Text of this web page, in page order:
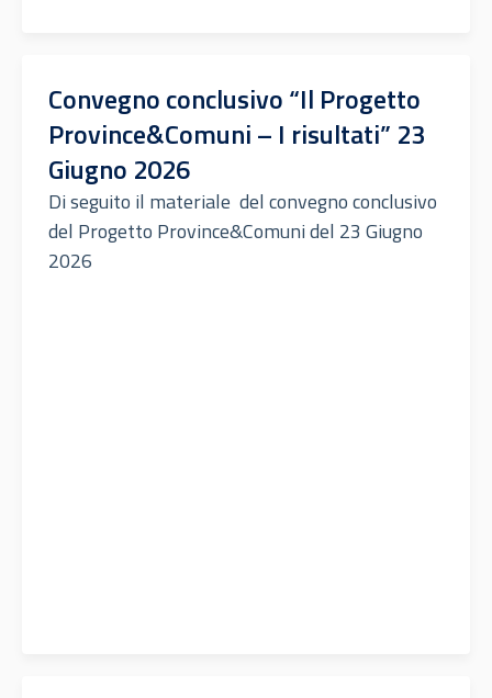
Convegno conclusivo “Il Progetto
Province&Comuni – I risultati” 23
Giugno 2026
Di seguito il materiale del convegno conclusivo
del Progetto Province&Comuni del 23 Giugno
2026